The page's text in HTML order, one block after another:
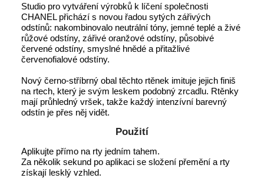
Studio pro vytváření výrobků k líčení společnosti
CHANEL přichází s novou řadou sytých zářivých
odstínů: nakombinovalo neutrální tóny, jemné teplé a živé
růžové odstíny, zářivé oranžové odstíny, působivé
červené odstíny, smyslné hnědé a přitažlivé
červenofialové odstíny.
Nový černo-stříbrný obal těchto rtěnek imituje jejich finiš
na rtech, který je svým leskem podobný zrcadlu. Rtěnky
mají průhledný vršek, takže každý intenzívní barevný
odstín je přes něj vidět.
Použití
Aplikujte přímo na rty jedním tahem.
Za několik sekund po aplikaci se složení přemění a rty
získají lesklý vzhled.